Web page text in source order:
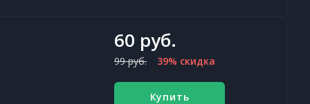
60 руб.
99 руб. 39% скидка
Купить